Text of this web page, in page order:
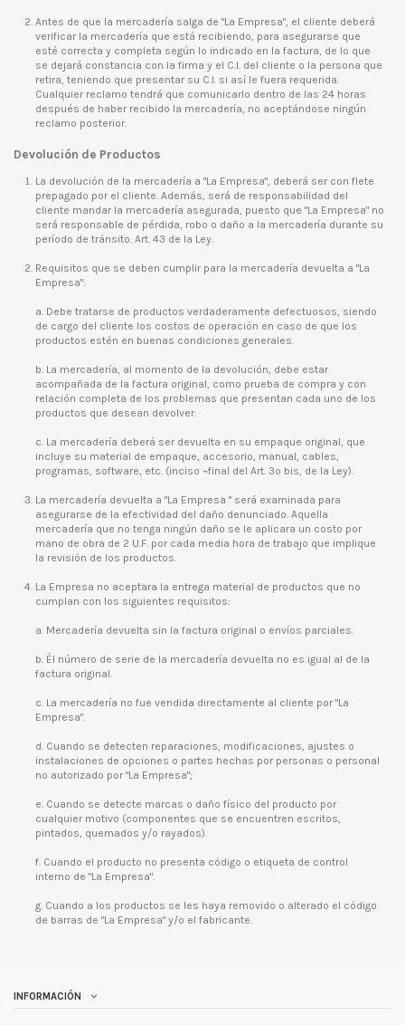
Antes de que la mercadería salga de "La Empresa", el cliente deberá
verificar la mercadería que está recibiendo, para asegurarse que
esté correcta y completa según lo indicado en la factura, de lo que
se dejará constancia con la firma y el C.I. del cliente o la persona que
retira, teniendo que presentar su C.I. si así le fuera requerida.
Cualquier reclamo tendrá que comunicarlo dentro de las 24 horas
después de haber recibido la mercadería, no aceptándose ningún
reclamo posterior.
Devolución de Productos
La devolución de la mercadería a "La Empresa", deberá ser con flete
prepagado por el cliente. Además, será de responsabilidad del
cliente mandar la mercadería asegurada, puesto que "La Empresa" no
será responsable de pérdida, robo o daño a la mercadería durante su
período de tránsito. Art. 43 de la Ley.
Requisitos que se deben cumplir para la mercadería devuelta a "La
Empresa":
a. Debe tratarse de productos verdaderamente defectuosos, siendo
de cargo del cliente los costos de operación en caso de que los
productos estén en buenas condiciones generales.
b. La mercadería, al momento de la devolución, debe estar
acompañada de la factura original, como prueba de compra y con
relación completa de los problemas que presentan cada uno de los
productos que desean devolver.
c. La mercadería deberá ser devuelta en su empaque original, que
incluye su material de empaque, accesorio, manual, cables,
programas, software, etc. (inciso ¬final del Art. 3º bis, de la Ley).
La mercadería devuelta a "La Empresa " será examinada para
asegurarse de la efectividad del daño denunciado. Aquella
mercadería que no tenga ningún daño se le aplicara un costo por
mano de obra de 2 U.F. por cada media hora de trabajo que implique
la revisión de los productos.
La Empresa no aceptara la entrega material de productos que no
cumplan con los siguientes requisitos:
a. Mercadería devuelta sin la factura original o envíos parciales.
b. Él número de serie de la mercadería devuelta no es igual al de la
factura original.
c. La mercadería no fue vendida directamente al cliente por "La
Empresa".
d. Cuando se detecten reparaciones, modificaciones, ajustes o
instalaciones de opciones o partes hechas por personas o personal
no autorizado por "La Empresa";
e. Cuando se detecte marcas o daño físico del producto por
cualquier motivo (componentes que se encuentren escritos,
pintados, quemados y/o rayados).
f. Cuando el producto no presenta código o etiqueta de control
interno de "La Empresa".
g. Cuando a los productos se les haya removido o alterado el código
de barras de "La Empresa" y/o el fabricante.
INFORMACIÓN